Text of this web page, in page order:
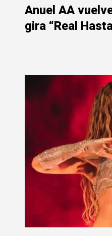
Anuel AA
gira “Real